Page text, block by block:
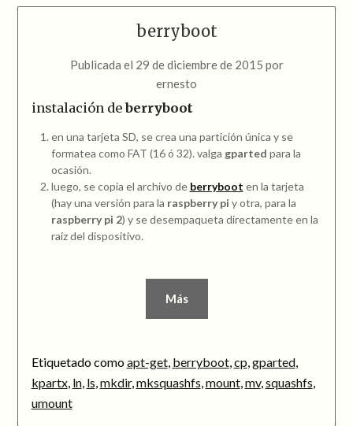
berryboot
Publicada el 29 de diciembre de 2015 por
ernesto
instalación deberryboot
en una tarjeta SD, se crea una partición única y se
formatea como FAT (16 ó 32). valga gparted para la
ocasión.
luego, se copia el archivo de berryboot en la tarjeta
(hay una versión para la raspberry pi y otra, para la
raspberry pi 2) y se desempaqueta directamente en la
raíz del dispositivo.
Más
Etiquetado comoapt-get, berryboot, cp gparted,
kpartx, ln, ls mkdir, mksquashfs mount, mv, squashfs
umount